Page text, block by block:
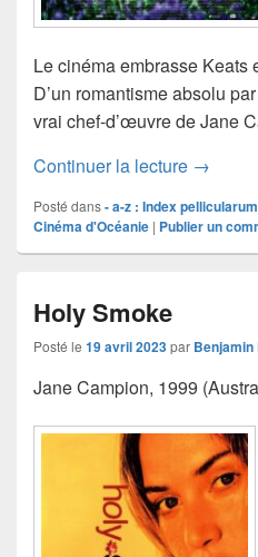
Le cinéma embrasse Keats
D’un romantisme absolu
vrai chef-d’œuvre de Jane
Continuer la lecture Bright star
→
Posté dans- a-z : Index pellicularum
Cinéma d'Océanie | Publier un
Holy Smoke
Posté le 19 avril 2023par Benjamin
Jane Campion, 1999